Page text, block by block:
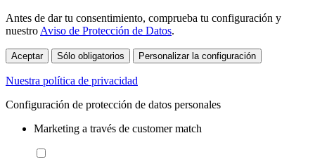
Antes de dar tu consentimiento, comprueba tu configuración y
nuestroAviso de Protección de Datos.
Aceptar Sólo obligatorios Personalizar la configuración
Nuestra política de privacidad
Configuración de protección de datos personales
Marketing a través de customer match